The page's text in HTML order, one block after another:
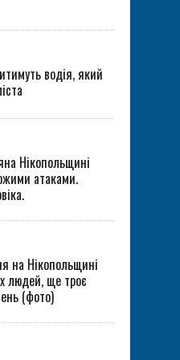
водія, який
Нікопольщині
атаками.
на Нікопольщині
людей, ще троє
(фото)